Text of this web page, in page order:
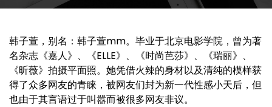
韩子萱，别名：韩子萱mm。毕业于北京电影学院，曾为著
名杂志《嘉人》、《ELLE》、《时尚芭莎》、《瑞丽》、
《昕薇》拍摄平面照。她凭借火辣的身材以及清纯的模样获
得了众多网友的青睐，被网友们封为新一代性感小天后，但
也由于其言语过于叫嚣而被很多网友非议。